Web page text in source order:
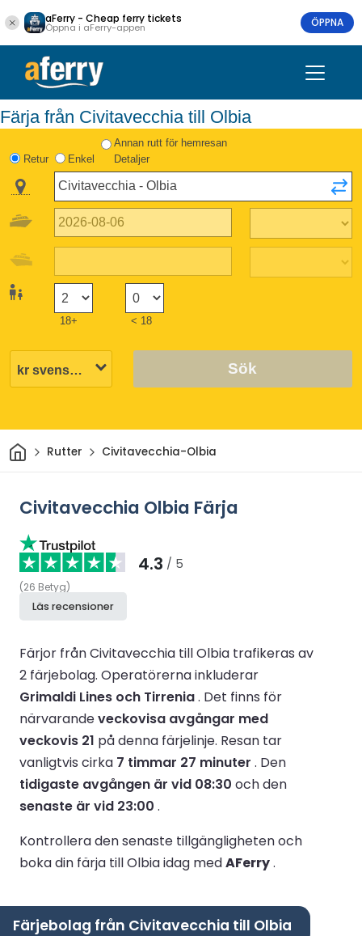
aFerry - Cheap ferry tickets
Öppna i aFerry-appen ÖPPNA
Färja från Civitavecchia till Olbia
Retur Enkel
Annan rutt för hemresan
Detaljer
18+ < 18
Sök
HemRutter Civitavecchia-Olbia
Civitavecchia Olbia Färja
4.3 / 5
(26 Betyg)
Läs recensioner
Färjor från Civitavecchia till Olbia trafikeras av
2 färjebolag. Operatörerna inkluderar
Grimaldi Lines och Tirrenia. Det finns för
närvarandeveckovisa avgångar med
veckovis 21 på denna färjelinje. Resan tar
vanligtvis cirka 7 timmar 27 minuter . Den
tidigaste avgången är vid 08:30 och den
senaste är vid 23:00 .
Kontrollera den senaste tillgängligheten och
boka din färja till Olbia idag medAFerry.
Färjebolag från Civitavecchia till Olbia